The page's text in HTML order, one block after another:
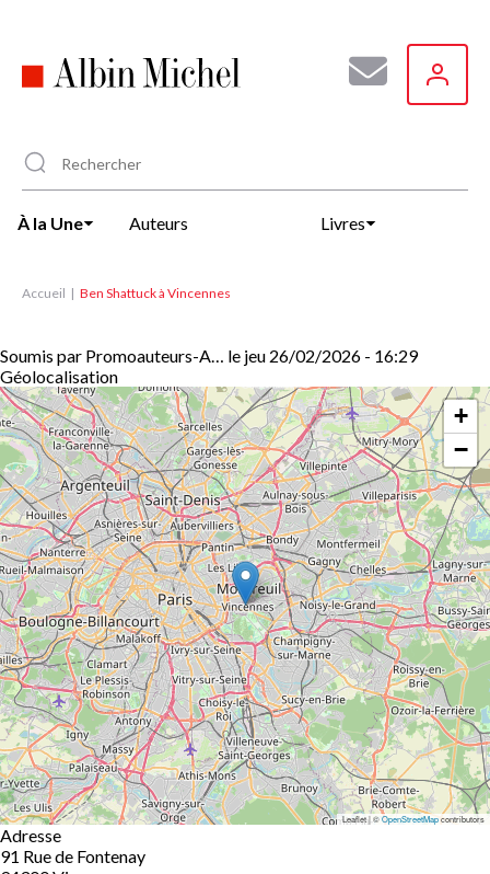
principal
À la Une Auteurs Livres
Accueil Ben Shattuck à Vincennes
Soumis par Promoauteurs-A… le jeu 26/02/2026 - 16:29
Géolocalisation
+
−
Leaflet | ©OpenStreetMapcontributors
Adresse
91 Rue de Fontenay